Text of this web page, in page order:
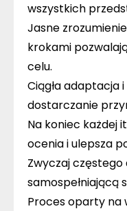
wszystkich
Jasne
krokami
celu.
Ciągła adaptacja
dostarczanie
Na koniec każdej
ocenia i ulepsza
Zwyczaj
samospełniającą
Proces oparty na